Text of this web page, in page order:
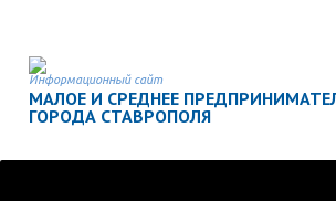
Информационный сайт
МАЛОЕ И СРЕДНЕЕ
ГОРОДА СТАВРОПОЛЯ